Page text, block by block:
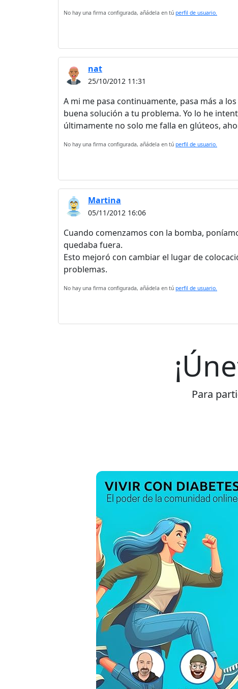
No hay una firma configurada, añádela en tú perfil de usuario.
nat
25/10/2012 11:31
A mi me pasa continuamente, pasa más a
buena solución a tu problema. Yo lo he
últimamente no solo me falla en glúteos,
No hay una firma configurada, añádela en tú perfil de usuario.
Martina
05/11/2012 16:06
Cuando comenzamos con la bomba,
quedaba fuera.
Esto mejoró con cambiar el lugar de
problemas.
No hay una firma configurada, añádela en tú perfil de usuario.
Para